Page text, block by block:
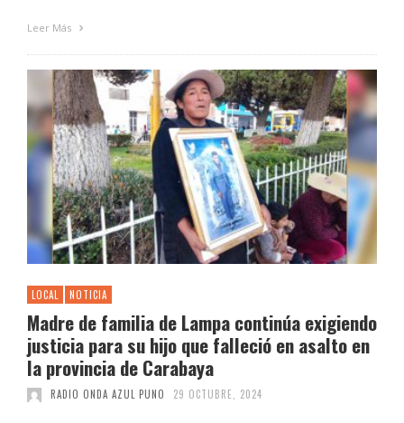
Leer Más
LOCAL NOTICIA
Madre de familia de Lampa continúa exigiendo
justicia para su hijo que falleció en asalto en
la provincia de Carabaya
RADIO ONDA AZUL PUNO 29 OCTUBRE, 2024